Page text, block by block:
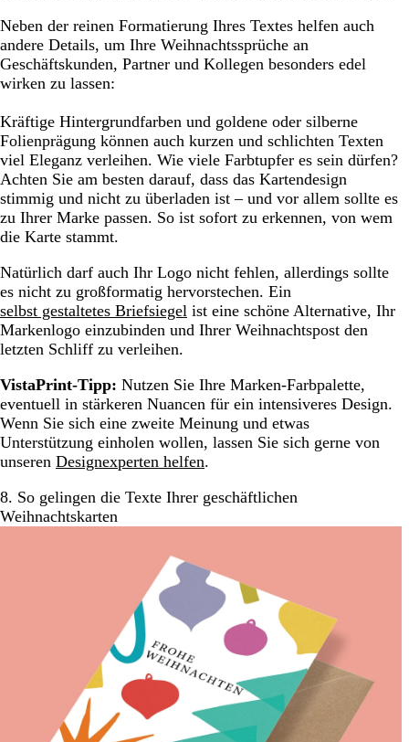
Neben der reinen Formatierung Ihres Textes helfen auch
andere Details, um Ihre Weihnachtssprüche an
Geschäftskunden, Partner und Kollegen besonders edel
wirken zu lassen:
Kräftige Hintergrundfarben und goldene oder silberne
Folienprägung können auch kurzen und schlichten Texten
viel Eleganz verleihen. Wie viele Farbtupfer es sein dürfen?
Achten Sie am besten darauf, dass das Kartendesign
stimmig und nicht zu überladen ist – und vor allem sollte es
zu Ihrer Marke passen. So ist sofort zu erkennen, von wem
die Karte stammt.
Natürlich darf auch Ihr Logo nicht fehlen, allerdings sollte
es nicht zu großformatig hervorstechen. Ein
selbst gestaltetes Briefsiegel ist eine schöne Alternative, Ihr
Markenlogo einzubinden und Ihrer Weihnachtspost den
letzten Schliff zu verleihen.
VistaPrint-Tipp: Nutzen Sie Ihre Marken-Farbpalette,
eventuell in stärkeren Nuancen für ein intensiveres Design.
Wenn Sie sich eine zweite Meinung und etwas
Unterstützung einholen wollen, lassen Sie sich gerne von
unseren Designexperten helfen.
8. So gelingen die Texte Ihrer geschäftlichen
Weihnachtskarten